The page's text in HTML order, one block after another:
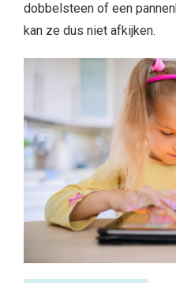
dobbelsteen of een
kan ze dus niet afkijken.